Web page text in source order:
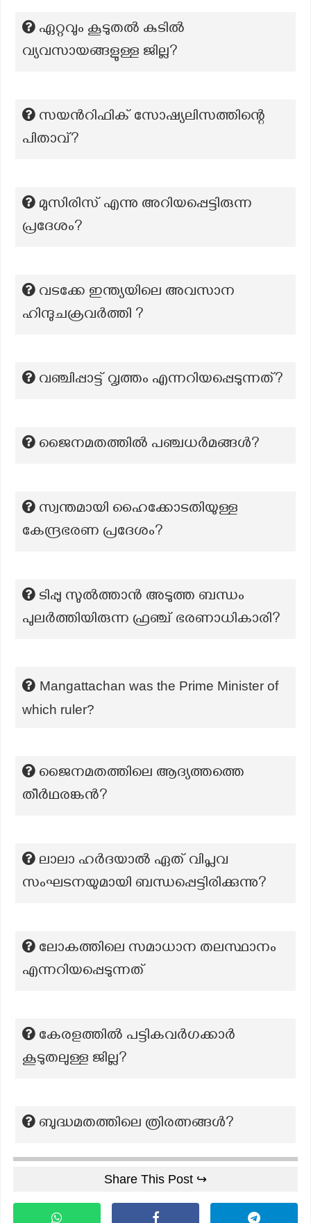
ഏറ്റവും കൂടുതൽ കുടിൽ
വ്യവസായങ്ങളുള്ള ജില്ല?
സയൻറിഫിക് സോഷ്യലിസത്തിന്റെ
പിതാവ്?
മുസിരിസ് എന്നു അറിയപ്പെട്ടിരുന്ന
പ്രദേശം?
വടക്കേ ഇന്ത്യയിലെ അവസാന
ഹിന്ദുചക്രവർത്തി ?
വഞ്ചിപ്പാട്ട് വൃത്തം എന്നറിയപ്പെടുന്നത്?
ജൈനമതത്തിൽ പഞ്ചധർമങ്ങൾ?
സ്വന്തമായി ഹൈക്കോടതിയുള്ള
കേന്ദ്രഭരണ പ്രദേശം?
ടിപ്പു സുൽത്താൻ അടുത്ത ബന്ധം
പുലർത്തിയിരുന്ന ഫ്രഞ്ച് ഭരണാധികാരി?
Mangattachan was the Prime Minister of
which ruler?
ജൈനമതത്തിലെ ആദ്യത്തത്തെ
തീർഥരങ്കൻ?
ലാലാ ഹർദയാൽ ഏത് വിപ്ലവ
സംഘടനയുമായി ബന്ധപ്പെട്ടിരിക്കുന്നു?
ലോകത്തിലെ സമാധാന തലസ്ഥാനം
എന്നറിയപ്പെടുന്നത്
കേരളത്തിൽ പട്ടികവര്‍ഗക്കാര്‍
കൂടുതലുള്ള ജില്ല?
ബുദ്ധമതത്തിലെ ത്രിരത്നങ്ങൾ?
Share This Post ↪